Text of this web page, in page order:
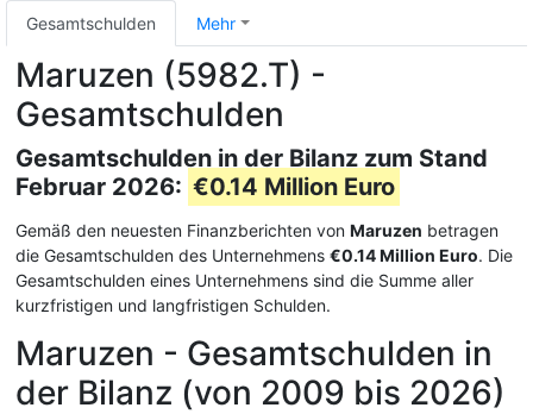
Gesamtschulden Mehr
Maruzen (5982.T) -
Gesamtschulden
Gesamtschulden in der Bilanz zum Stand
Februar 2026: €0.14 Million Euro
Gemäß den neuesten Finanzberichten von Maruzen betragen
die Gesamtschulden des Unternehmens €0.14 Million Euro. Die
Gesamtschulden eines Unternehmens sind die Summe aller
kurzfristigen und langfristigen Schulden.
Maruzen - Gesamtschulden in
der Bilanz (von 2009 bis 2026)